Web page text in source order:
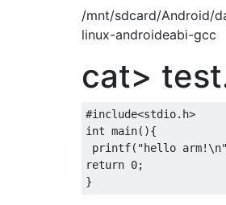
/mnt/sdcard/Android/
linux-androideabi-gcc
cat>
#include<stdio.h>
int main(){
printf( "hello arm!\n"
return 0;
}